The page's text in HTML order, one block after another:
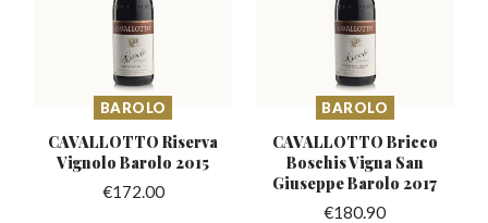
BAROLO
CAVALLOTTO Riserva
VignoloBarolo 2015
€172.00
BAROLO
CAVALLOTTO Bricco
Boschis Vigna San
Giuseppe Barolo 2017
€180.90